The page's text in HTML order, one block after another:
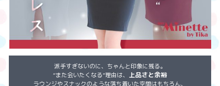
派手すぎないのに、ちゃんと印象に残る。
“また会いたくなる”理由は、 上品さと余裕
ラウンジやスナックのような落ち着いた空間はもちろん、